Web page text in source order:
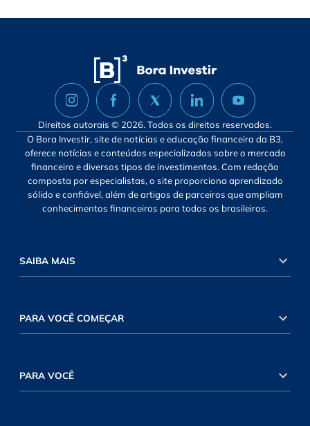
Direitos autorais © 2026. Todos os direitos reservados.
O Bora Investir, site de notícias e educação financeira da B3,
oferece notícias e conteúdos especializados sobre o mercado
financeiro e diversos tipos de investimentos. Com redação
composta por especialistas, o site proporciona aprendizado
sólido e confiável, além de artigos de parceiros que ampliam
conhecimentos financeiros para todos os brasileiros.
SAIBA MAIS
PARA VOCÊ COMEÇAR
PARA VOCÊ